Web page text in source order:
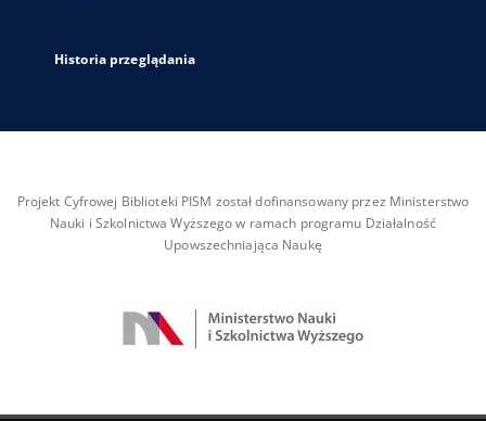
Historia przeglądania
Projekt Cyfrowej Biblioteki PISM został dofinansowany przez Ministerstwo
Nauki i Szkolnictwa Wyższego w ramach programu Działalność
Upowszechniająca Naukę